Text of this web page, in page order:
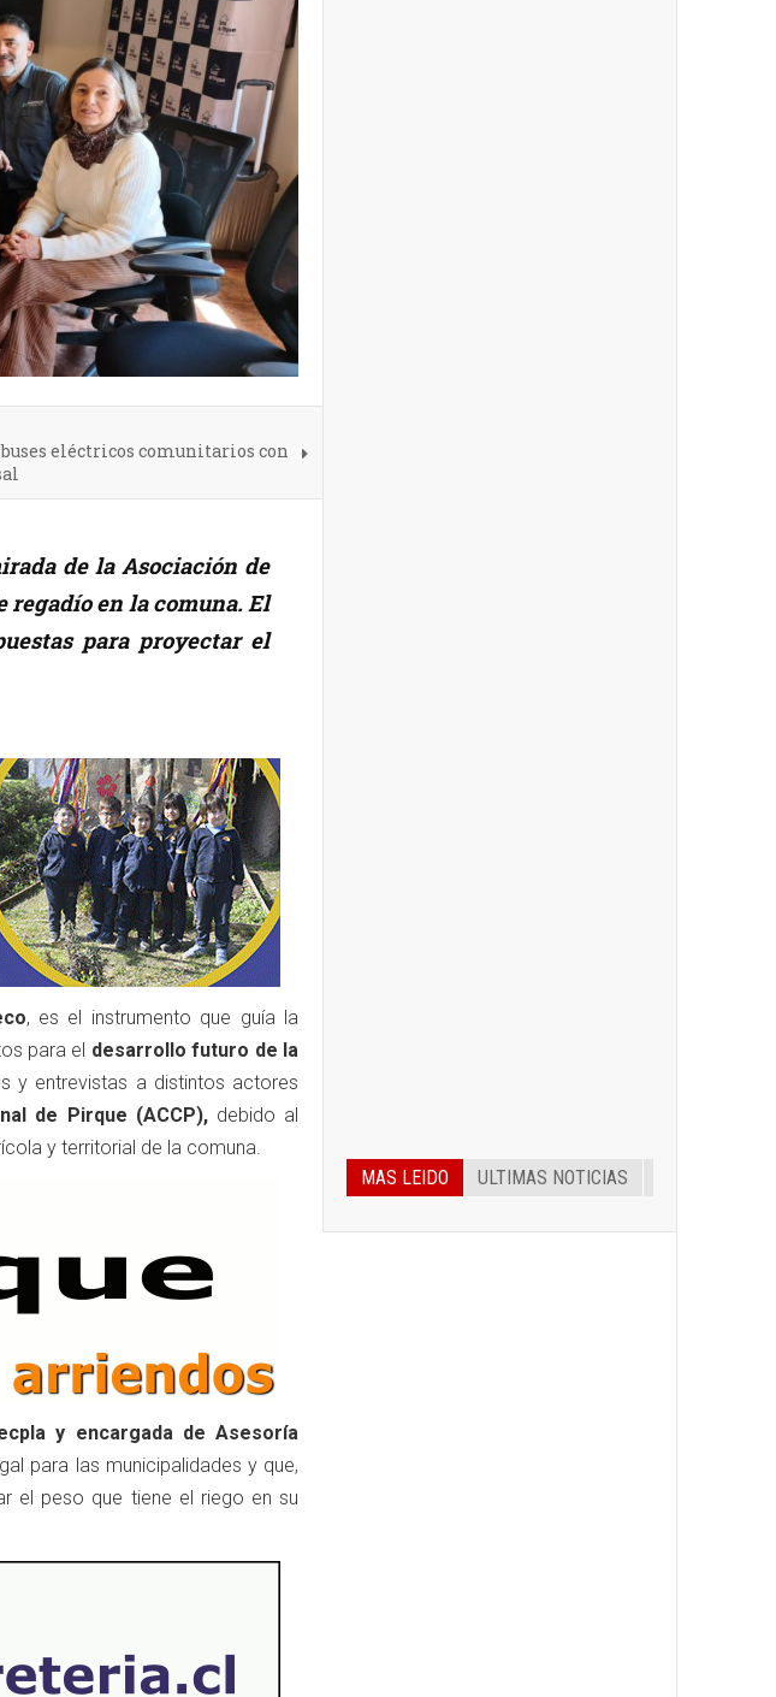
eléctricos comunitarios con
de la Asociación de
regadío en la comuna. El
para proyectar el
, es el instrumento que guía la
para el desarrollo futuro de la
y entrevistas a distintos actores
de Pirque (ACCP),debido al
y territorial de la comuna.
y encargada de Asesoría
para las municipalidades y que,
el peso que tiene el riego en su
MAS LEIDO ULTIMAS NOTICIAS